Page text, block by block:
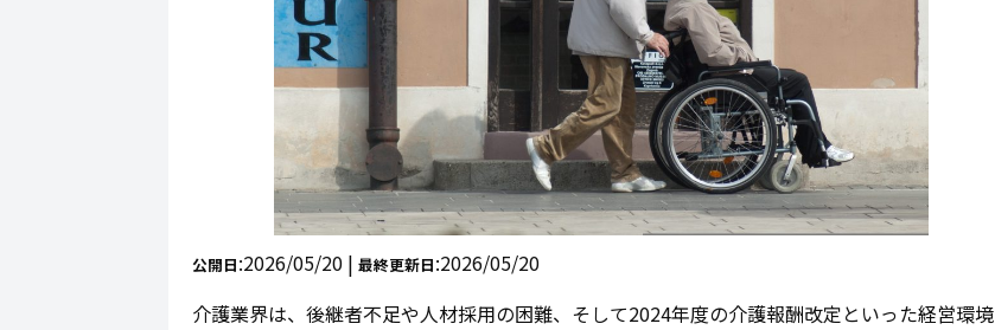
公開日:2026/05/20 | 最終更新日:2026/05/20
介護業界は、後継者不足や人材採用の困難、そして2024年度の介護報酬改定といった経営環境